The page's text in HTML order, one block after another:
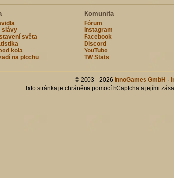
slávy
světa
kola
na plochu
Komunita
Fórum
Instagram
Facebook
Discord
YouTube
TW Stats
© 2003 - 2026 InnoGames GmbH ·
Tato stránka je chráněna pomocí hCaptcha a jejími